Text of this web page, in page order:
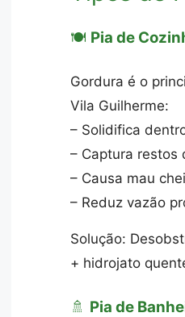
🍽️ Pia de
Gordura é o
Vila Guilherme:
– Solidifica
– Captura restos
– Causa mau
– Reduz vazão
Solução:
+ hidrojato
🚿 Pia de